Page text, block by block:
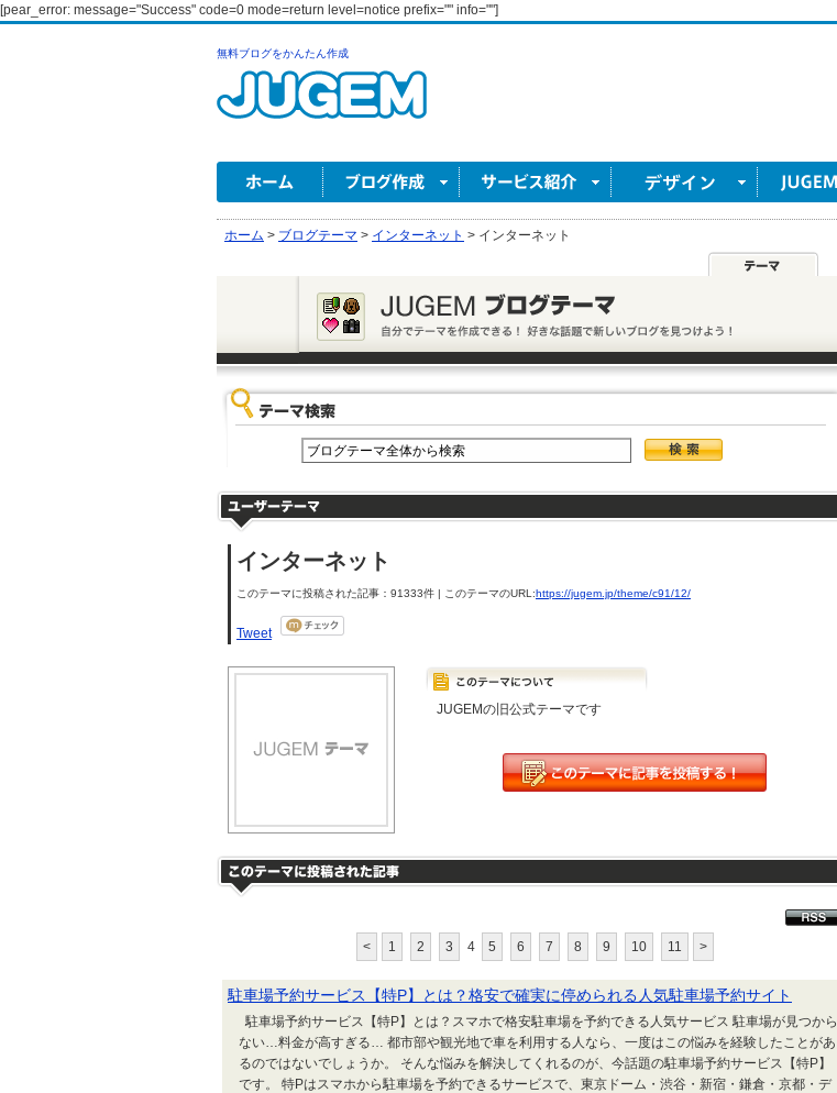
[pear_error: message="Success" code=0 mode=return level=notice prefix="" info=""]
無料ブログをかんたん作成
ホーム > ブログテーマ > インターネット > インターネット
インターネット
このテーマに投稿された記事：91333件 | このテーマのURL:https://jugem.jp/theme/c91/12/
Tweet
JUGEMの旧公式テーマです
< 1 2 3 4 5 6 7 8 9 10 11 >
駐車場予約サービス【特P】とは？格安で確実に停められる人気駐車場予約サイト
駐車場予約サービス【特P】とは？スマホで格安駐車場を予約できる人気サービス 駐車場が見つから
ない…料金が高すぎる… 都市部や観光地で車を利用する人なら、一度はこの悩みを経験したことがあ
るのではないでしょうか。 そんな悩みを解決してくれるのが、今話題の駐車場予約サービス【特P】
です。 特Pはスマホから駐車場を予約できるサービスで、東京ドーム・渋谷・新宿・鎌倉・京都・デ